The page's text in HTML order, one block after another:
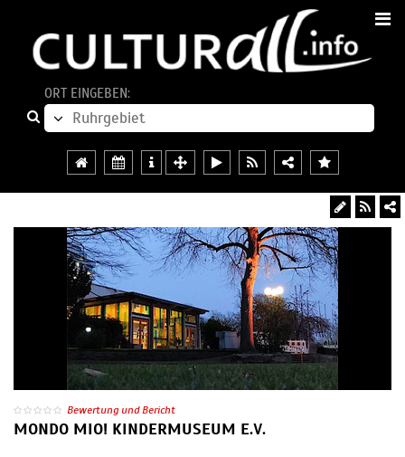
ORT EINGEBEN:
Bewertung und Bericht
MONDO MIO! KINDERMUSEUM E.V.